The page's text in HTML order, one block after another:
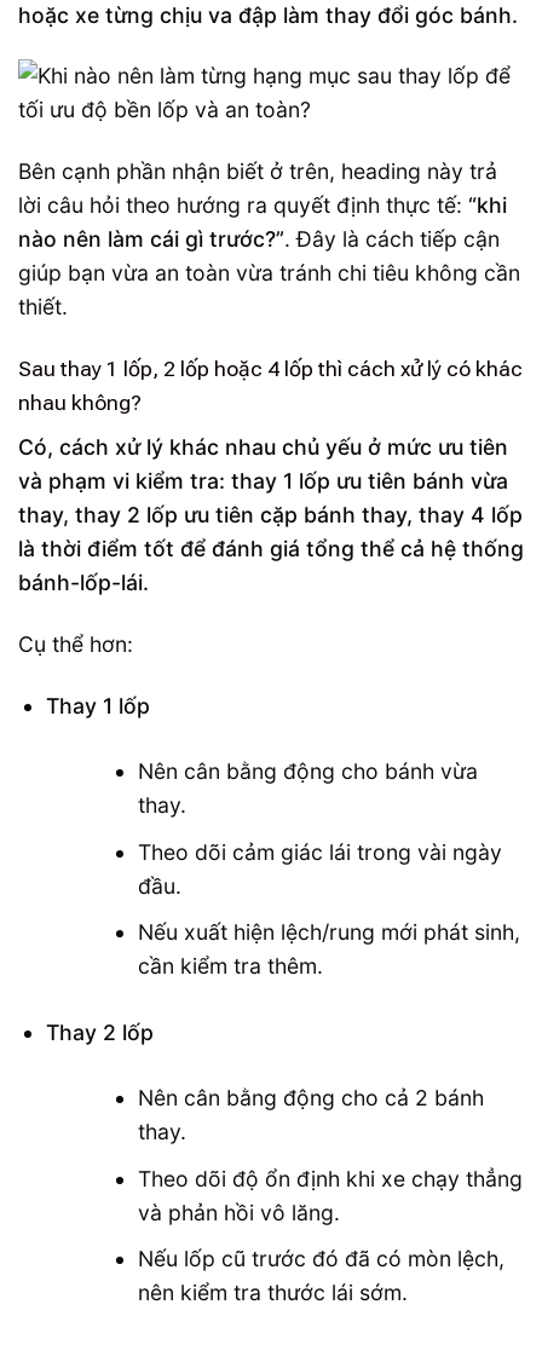
hoặc xe từng chịu va đập làm thay đổi góc bánh.
Bên cạnh phần nhận biết ở trên, heading này trả
lời câu hỏi theo hướng ra quyết định thực tế: “khi
nào nên làm cái gì trước?”. Đây là cách tiếp cận
giúp bạn vừa an toàn vừa tránh chi tiêu không cần
thiết.
Sau thay 1 lốp, 2 lốp hoặc 4 lốp thì cách xử lý có khác
nhau không?
Có, cách xử lý khác nhau chủ yếu ở mức ưu tiên
và phạm vi kiểm tra: thay 1 lốp ưu tiên bánh vừa
thay, thay 2 lốp ưu tiên cặp bánh thay, thay 4 lốp
là thời điểm tốt để đánh giá tổng thể cả hệ thống
bánh-lốp-lái.
Cụ thể hơn:
Thay 1 lốp
Nên cân bằng động cho bánh vừa
thay.
Theo dõi cảm giác lái trong vài ngày
đầu.
Nếu xuất hiện lệch/rung mới phát sinh,
cần kiểm tra thêm.
Thay 2 lốp
Nên cân bằng động cho cả 2 bánh
thay.
Theo dõi độ ổn định khi xe chạy thẳng
và phản hồi vô lăng.
Nếu lốp cũ trước đó đã có mòn lệch,
nên kiểm tra thước lái sớm.